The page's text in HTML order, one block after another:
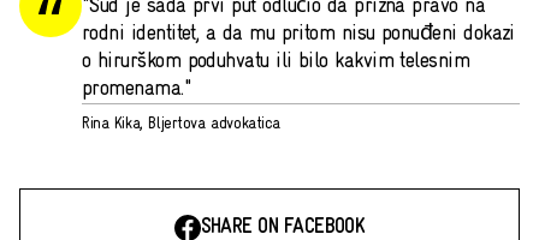
"Sud je sada prvi put odlučio da prizna pravo na
rodni identitet, a da mu pritom nisu ponuđeni dokazi
o hirurškom poduhvatu ili bilo kakvim telesnim
promenama."
Rina Kika, Bljertova advokatica
SHARE ON FACEBOOK